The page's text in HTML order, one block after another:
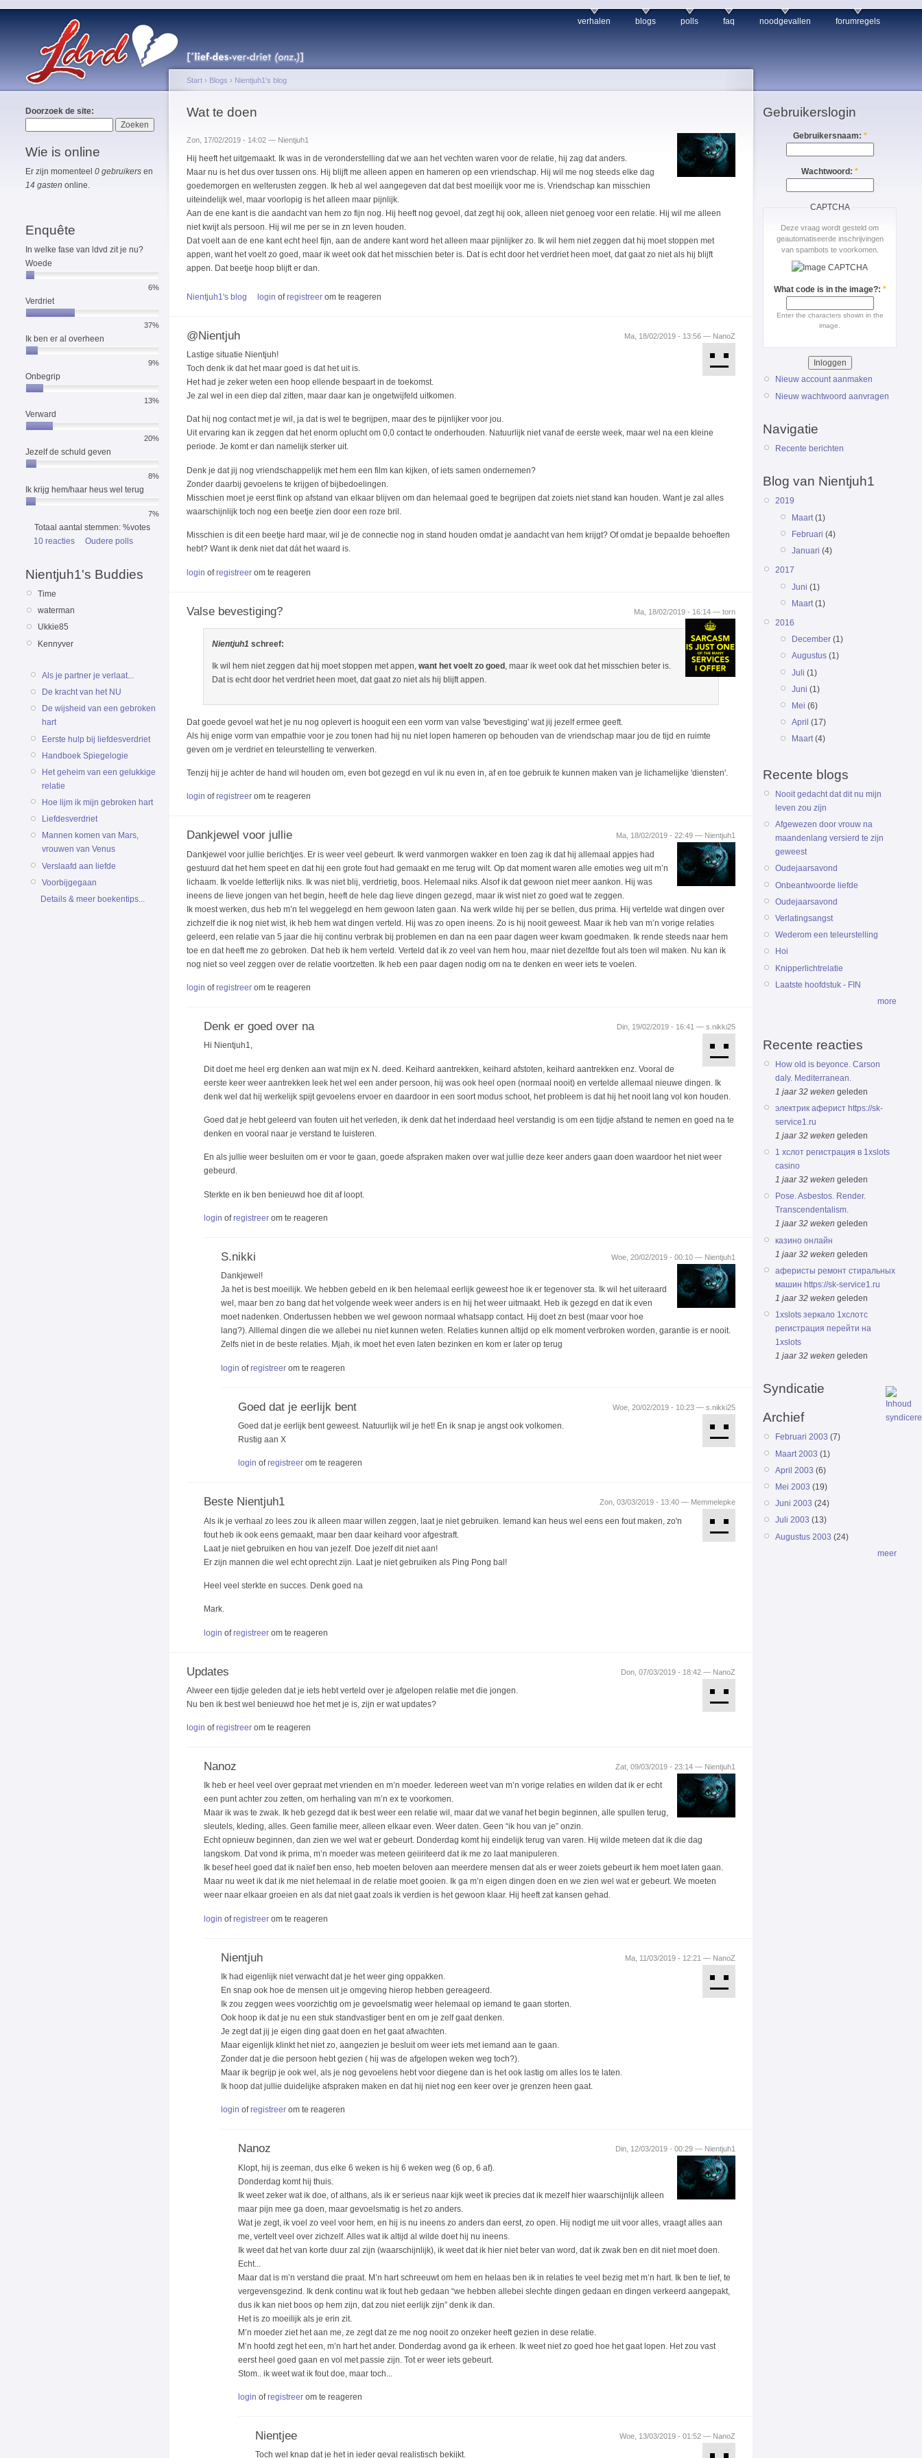
verhalen blogs polls faq noodgevallen forumregels
Doorzoek de site:
Wie is online
Er zijn momenteel 0 gebruikers en
14 gasten online.
Enquête
In welke fase van ldvd zit je nu?
Woede
6%
Verdriet
37%
Ik ben er al overheen
9%
Onbegrip
13%
Verward
20%
Jezelf de schuld geven
8%
Ik krijg hem/haar heus wel terug
7%
Totaal aantal stemmen: %votes
10 reacties
Oudere polls
Nientjuh1's Buddies
Time
waterman
Ukkie85
Kennyver
Als je partner je verlaat...
De kracht van het NU
De wijsheid van een gebroken
hart
Eerste hulp bij liefdesverdriet
Handboek Spiegelogie
Het geheim van een gelukkige
relatie
Hoe lijm ik mijn gebroken hart
Liefdesverdriet
Mannen komen van Mars,
vrouwen van Venus
Verslaafd aan liefde
Voorbijgegaan
Details & meer boekentips...
Start › Blogs › Nientjuh1's blog
Wat te doen
Zon, 17/02/2019 - 14:02 — Nientjuh1
Hij heeft het uitgemaakt. Ik was in de veronderstelling dat we aan het vechten waren voor de relatie, hij zag dat anders.
Maar nu is het dus over tussen ons. Hij blijft me alleen appen en hameren op een vriendschap. Hij wil me nog steeds elke dag
goedemorgen en welterusten zeggen. Ik heb al wel aangegeven dat dat best moeilijk voor me is. Vriendschap kan misschien
uiteindelijk wel, maar voorlopig is het alleen maar pijnlijk.
Aan de ene kant is die aandacht van hem zo fijn nog. Hij heeft nog gevoel, dat zegt hij ook, alleen niet genoeg voor een relatie. Hij wil me alleen
niet kwijt als persoon. Hij wil me per se in zn leven houden.
Dat voelt aan de ene kant echt heel fijn, aan de andere kant word het alleen maar pijnlijker zo. Ik wil hem niet zeggen dat hij moet stoppen met
appen, want het voelt zo goed, maar ik weet ook dat het misschien beter is. Dat is echt door het verdriet heen moet, dat gaat zo niet als hij blijft
appen. Dat beetje hoop blijft er dan.
Nientjuh1's blog login ofregistreer om te reageren
Ma, 18/02/2019 - 13:56 — NanoZ
@Nientjuh
Lastige situatie Nientjuh!
Toch denk ik dat het maar goed is dat het uit is.
Het had je zeker weten een hoop ellende bespaart in de toekomst.
Je zal wel in een diep dal zitten, maar daar kan je ongetwijfeld uitkomen.
Dat hij nog contact met je wil, ja dat is wel te begrijpen, maar des te pijnlijker voor jou.
Uit ervaring kan ik zeggen dat het enorm oplucht om 0,0 contact te onderhouden. Natuurlijk niet vanaf de eerste week, maar wel na een kleine
periode. Je komt er dan namelijk sterker uit.
Denk je dat jij nog vriendschappelijk met hem een film kan kijken, of iets samen ondernemen?
Zonder daarbij gevoelens te krijgen of bijbedoelingen.
Misschien moet je eerst flink op afstand van elkaar blijven om dan helemaal goed te begrijpen dat zoiets niet stand kan houden. Want je zal alles
waarschijnlijk toch nog een beetje zien door een roze bril.
Misschien is dit een beetje hard maar, wil je de connectie nog in stand houden omdat je aandacht van hem krijgt? Of omdat je bepaalde behoeften
hebt? Want ik denk niet dat dát het waard is.
login ofregistreer om te reageren
Ma, 18/02/2019 - 16:14 — torn
Valse bevestiging?
Nientjuh1 schreef:
Ik wil hem niet zeggen dat hij moet stoppen met appen, want het voelt zo goed , maar ik weet ook dat het misschien beter is.
Dat is echt door het verdriet heen moet, dat gaat zo niet als hij blijft appen.
Dat goede gevoel wat het je nu nog oplevert is hooguit een een vorm van valse 'bevestiging' wat jij jezelf ermee geeft.
Als hij enige vorm van empathie voor je zou tonen had hij nu niet lopen hameren op behouden van de vriendschap maar jou de tijd en ruimte
geven om je verdriet en teleurstelling te verwerken.
Tenzij hij je achter de hand wil houden om, even bot gezegd en vul ik nu even in, af en toe gebruik te kunnen maken van je lichamelijke 'diensten'.
login ofregistreer om te reageren
Ma, 18/02/2019 - 22:49 — Nientjuh1
Dankjewel voor jullie
Dankjewel voor jullie berichtjes. Er is weer veel gebeurt. Ik werd vanmorgen wakker en toen zag ik dat hij allemaal appjes had
gestuurd dat het hem speet en dat hij een grote fout had gemaakt en me terug wilt. Op dat moment waren alle emoties weg uit m’n
lichaam. Ik voelde letterlijk niks. Ik was niet blij, verdrietig, boos. Helemaal niks. Alsof ik dat gewoon niet meer aankon. Hij was
ineens de lieve jongen van het begin, heeft de hele dag lieve dingen gezegd, maar ik wist niet zo goed wat te zeggen.
Ik moest werken, dus heb m’n tel weggelegd en hem gewoon laten gaan. Na werk wilde hij per se bellen, dus prima. Hij vertelde wat dingen over
zichzelf die ik nog niet wist, ik heb hem wat dingen verteld. Hij was zo open ineens. Zo is hij nooit geweest. Maar ik heb van m’n vorige relaties
geleerd, een relatie van 5 jaar die hij continu verbrak bij problemen en dan na een paar dagen weer kwam goedmaken. Ik rende steeds naar hem
toe en dat heeft me zo gebroken. Dat heb ik hem verteld. Verteld dat ik zo veel van hem hou, maar niet dezelfde fout als toen wil maken. Nu kan ik
nog niet so veel zeggen over de relatie voortzetten. Ik heb een paar dagen nodig om na te denken en weer iets te voelen.
login ofregistreer om te reageren
Din, 19/02/2019 - 16:41 — s.nikki25
Denk er goed over na
Hi Nientjuh1,
Dit doet me heel erg denken aan wat mijn ex N. deed. Keihard aantrekken, keihard afstoten, keihard aantrekken enz. Vooral de
eerste keer weer aantrekken leek het wel een ander persoon, hij was ook heel open (normaal nooit) en vertelde allemaal nieuwe dingen. Ik
denk wel dat hij werkelijk spijt gevoelens ervoer en daardoor in een soort modus schoot, het probleem is dat hij het nooit lang vol kon houden.
Goed dat je hebt geleerd van fouten uit het verleden, ik denk dat het inderdaad heel verstandig is om een tijdje afstand te nemen en goed na te
denken en vooral naar je verstand te luisteren.
En als jullie weer besluiten om er voor te gaan, goede afspraken maken over wat jullie deze keer anders gaan doen waardoor het niet weer
gebeurd.
Sterkte en ik ben benieuwd hoe dit af loopt.
login ofregistreer om te reageren
Woe, 20/02/2019 - 00:10 — Nientjuh1
S.nikki
Dankjewel!
Ja het is best moeilijk. We hebben gebeld en ik ben helemaal eerlijk geweest hoe ik er tegenover sta. Ik wil het uiteraard
wel, maar ben zo bang dat het volgende week weer anders is en hij het weer uitmaakt. Heb ik gezegd en dat ik even
moet nadenken. Ondertussen hebben we wel gewoon normaal whatsapp contact. Hij doet zn best (maar voor hoe
lang?). Alllemal dingen die we allebei nu niet kunnen weten. Relaties kunnen altijd op elk moment verbroken worden, garantie is er nooit.
Zelfs niet in de beste relaties. Mjah, ik moet het even laten bezinken en kom er later op terug
login ofregistreer om te reageren
Woe, 20/02/2019 - 10:23 — s.nikki25
Goed dat je eerlijk bent
Goed dat je eerlijk bent geweest. Natuurlijk wil je het! En ik snap je angst ook volkomen.
Rustig aan X
login ofregistreer om te reageren
Zon, 03/03/2019 - 13:40 — Memmelepke
Beste Nientjuh1
Als ik je verhaal zo lees zou ik alleen maar willen zeggen, laat je niet gebruiken. Iemand kan heus wel eens een fout maken, zo'n
fout heb ik ook eens gemaakt, maar ben daar keihard voor afgestraft.
Laat je niet gebruiken en hou van jezelf. Doe jezelf dit niet aan!
Er zijn mannen die wel echt oprecht zijn. Laat je niet gebruiken als Ping Pong bal!
Heel veel sterkte en succes. Denk goed na
Mark.
login ofregistreer om te reageren
Don, 07/03/2019 - 18:42 — NanoZ
Updates
Alweer een tijdje geleden dat je iets hebt verteld over je afgelopen relatie met die jongen.
Nu ben ik best wel benieuwd hoe het met je is, zijn er wat updates?
login ofregistreer om te reageren
Zat, 09/03/2019 - 23:14 — Nientjuh1
Nanoz
Ik heb er heel veel over gepraat met vrienden en m’n moeder. Iedereen weet van m’n vorige relaties en wilden dat ik er echt
een punt achter zou zetten, om herhaling van m’n ex te voorkomen.
Maar ik was te zwak. Ik heb gezegd dat ik best weer een relatie wil, maar dat we vanaf het begin beginnen, alle spullen terug,
sleutels, kleding, alles. Geen familie meer, alleen elkaar even. Weer daten. Geen “ik hou van je” onzin.
Echt opnieuw beginnen, dan zien we wel wat er gebeurt. Donderdag komt hij eindelijk terug van varen. Hij wilde meteen dat ik die dag
langskom. Dat vond ik prima, m’n moeder was meteen geiiriteerd dat ik me zo laat manipuleren.
Ik besef heel goed dat ik naïef ben enso, heb moeten beloven aan meerdere mensen dat als er weer zoiets gebeurt ik hem moet laten gaan.
Maar nu weet ik dat ik me niet helemaal in de relatie moet gooien. Ik ga m’n eigen dingen doen en we zien wel wat er gebeurt. We moeten
weer naar elkaar groeien en als dat niet gaat zoals ik verdien is het gewoon klaar. Hij heeft zat kansen gehad.
login ofregistreer om te reageren
Ma, 11/03/2019 - 12:21 — NanoZ
Nientjuh
Ik had eigenlijk niet verwacht dat je het weer ging oppakken.
En snap ook hoe de mensen uit je omgeving hierop hebben gereageerd.
Ik zou zeggen wees voorzichtig om je gevoelsmatig weer helemaal op iemand te gaan storten.
Ook hoop ik dat je nu een stuk standvastiger bent en om je zelf gaat denken.
Je zegt dat jij je eigen ding gaat doen en het gaat afwachten.
Maar eigenlijk klinkt het niet zo, aangezien je besluit om weer iets met iemand aan te gaan.
Zonder dat je die persoon hebt gezien ( hij was de afgelopen weken weg toch?).
Maar ik begrijp je ook wel, als je nog gevoelens hebt voor diegene dan is het ook lastig om alles los te laten.
Ik hoop dat jullie duidelijke afspraken maken en dat hij niet nog een keer over je grenzen heen gaat.
login ofregistreer om te reageren
Din, 12/03/2019 - 00:29 — Nientjuh1
Nanoz
Klopt, hij is zeeman, dus elke 6 weken is hij 6 weken weg (6 op, 6 af).
Donderdag komt hij thuis.
Ik weet zeker wat ik doe, of althans, als ik er serieus naar kijk weet ik precies dat ik mezelf hier waarschijnlijk alleen
maar pijn mee ga doen, maar gevoelsmatig is het zo anders.
Wat je zegt, ik voel zo veel voor hem, en hij is nu ineens zo anders dan eerst, zo open. Hij nodigt me uit voor alles, vraagt alles aan
me, vertelt veel over zichzelf. Alles wat ik altijd al wilde doet hij nu ineens.
Ik weet dat het van korte duur zal zijn (waarschijnlijk), ik weet dat ik hier niet beter van word, dat ik zwak ben en dit niet moet doen.
Echt...
Maar dat is m’n verstand die praat. M’n hart schreeuwt om hem en helaas ben ik in relaties te veel bezig met m’n hart. Ik ben te lief, te
vergevensgezind. Ik denk continu wat ik fout heb gedaan “we hebben allebei slechte dingen gedaan en dingen verkeerd aangepakt,
dus ik kan niet boos op hem zijn, dat zou niet eerlijk zijn” denk ik dan.
Het is zo moeilijk als je erin zit.
M’n moeder ziet het aan me, ze zegt dat ze me nog nooit zo onzeker heeft gezien in dese relatie.
M’n hoofd zegt het een, m’n hart het ander. Donderdag avond ga ik erheen. Ik weet niet zo goed hoe het gaat lopen. Het zou vast
eerst heel goed gaan en vol met passie zijn. Tot er weer iets gebeurt.
Stom.. ik weet wat ik fout doe, maar toch...
login ofregistreer om te reageren
Woe, 13/03/2019 - 01:52 — NanoZ
Nientjee
Toch wel knap dat je het in ieder geval realistisch bekijkt.
Gebruikerslogin
Gebruikersnaam: *
Wachtwoord: *
CAPTCHA
Deze vraag wordt gesteld om
geautomatiseerde inschrijvingen
van spambots te voorkomen.
What code is in the image?: *
Enter the characters shown in the
image.
Nieuw account aanmaken
Nieuw wachtwoord aanvragen
Navigatie
Recente berichten
Blog van Nientjuh1
2019
Maart (1)
Februari (4)
Januari (4)
2017
Juni (1)
Maart (1)
2016
December (1)
Augustus (1)
Juli (1)
Juni (1)
Mei (6)
April (17)
Maart(4)
Recente blogs
Nooit gedacht dat dit nu mijn
leven zou zijn
Afgewezen door vrouw na
maandenlang versierd te zijn
geweest
Oudejaarsavond
Onbeantwoorde liefde
Oudejaarsavond
Verlatingsangst
Wederom een teleurstelling
Hoi
Knipperlichtrelatie
Laatste hoofdstuk - FIN
more
Recente reacties
How old is beyonce. Carson
daly. Mediterranean.
1 jaar 32 weken geleden
электрик аферист https://sk-
service1.ru
1 jaar 32 weken geleden
1 хслот регистрация в 1xslots
casino
1 jaar 32 weken geleden
Pose. Asbestos. Render.
Transcendentalism.
1 jaar 32 weken geleden
казино онлайн
1 jaar 32 weken geleden
аферисты ремонт стиральных
машин https://sk-service1.ru
1 jaar 32 weken geleden
1xslots зеркало 1хслотс
регистрация перейти на
1xslots
1 jaar 32 weken geleden
Syndicatie
Archief
Februari 2003 (7)
Maart 2003 (1)
April 2003 (6)
Mei 2003 (19)
Juni 2003 (24)
Juli 2003 (13)
Augustus 2003 (24)
meer